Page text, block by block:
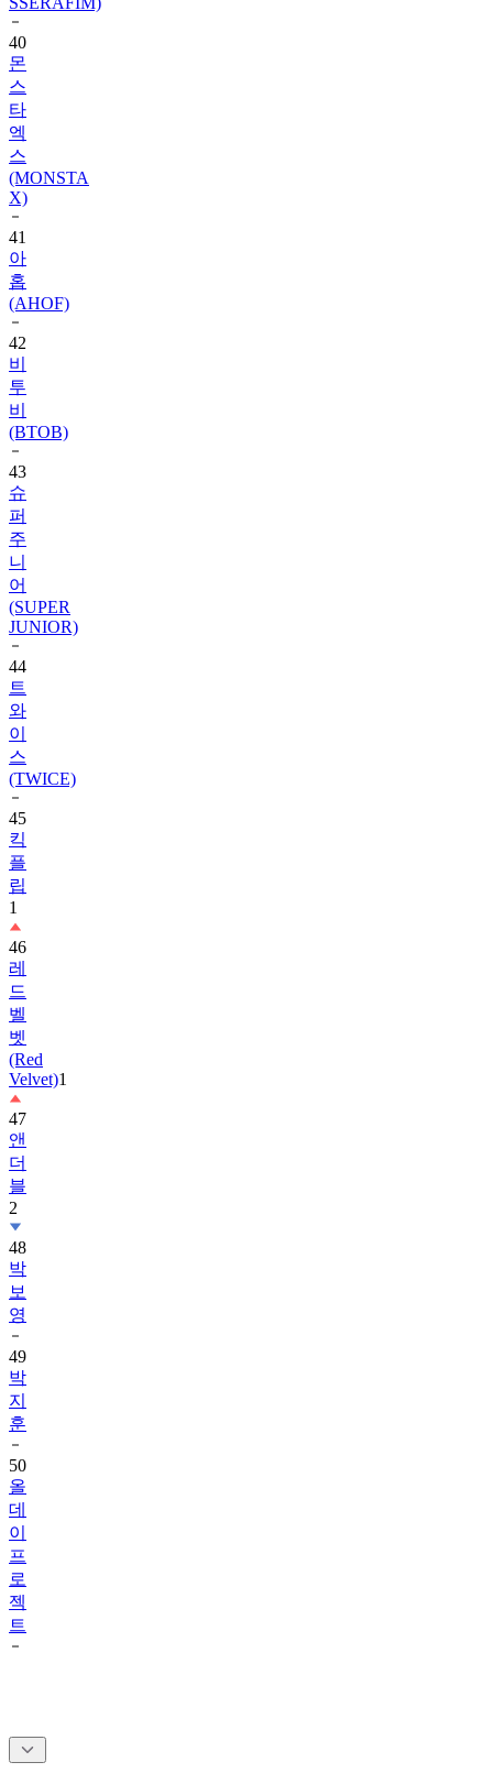
40
몬
스
타
엑
스
(MONSTA
X)
41
아
홉
(AHOF)
42
비
투
비
(BTOB)
43
슈
퍼
주
니
어
(SUPER
JUNIOR)
44
트
와
이
스
(TWICE)
45
킥
플
립
1
46
레
드
벨
벳
(Red
Velvet)1
47
앤
더
블
2
48
박
보
영
49
박
지
훈
50
올
데
이
프
로
젝
트